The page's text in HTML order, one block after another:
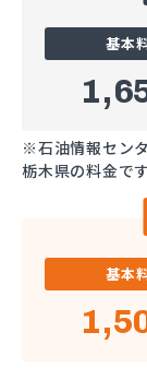
基本
※石油情報セン
栃木県の料金で
基本